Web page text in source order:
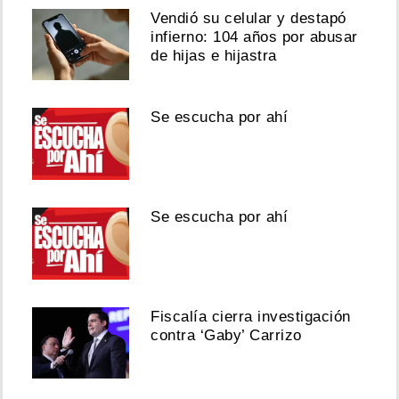
Vendió su celular y destapó
infierno: 104 años por abusar
de hijas e hijastra
Se escucha por ahí
Se escucha por ahí
Fiscalía cierra investigación
contra ‘Gaby’ Carrizo